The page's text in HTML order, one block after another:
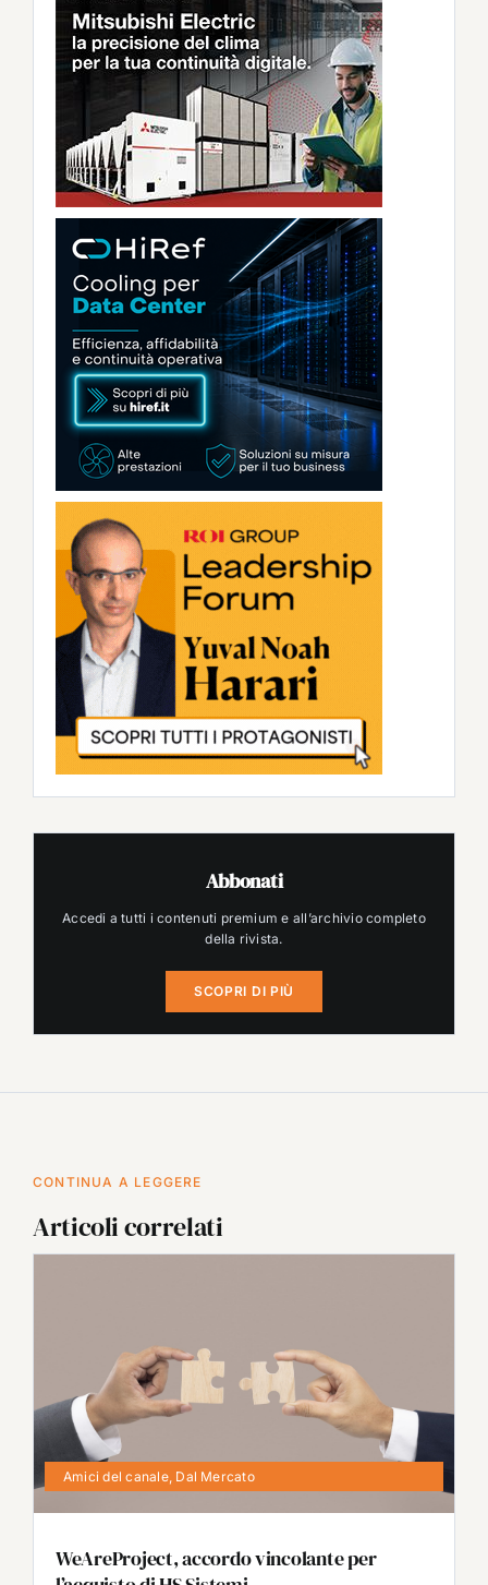
Abbonati
Accedi a tutti i contenuti premium e all’archivio completo
della rivista.
SCOPRI DI PIÙ
CONTINUA A LEGGERE
Articoli correlati
Amici del canale, Dal Mercato
WeAreProject, accordo vincolante per